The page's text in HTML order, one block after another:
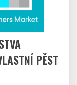
PĚST